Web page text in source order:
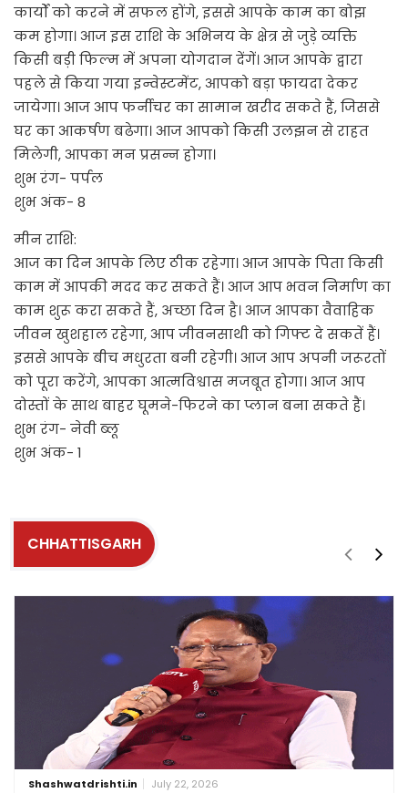
कार्यों को करने में सफल होंगे, इससे आपके काम का बोझ
कम होगा। आज इस राशि के अभिनय के क्षेत्र से जुड़े व्यक्ति
किसी बड़ी फिल्म में अपना योगदान देंगें। आज आपके द्वारा
पहले से किया गया इन्वेस्टमेंट, आपको बड़ा फायदा देकर
जायेगा। आज आप फर्नीचर का सामान खरीद सकते हैं, जिससे
घर का आकर्षण बढेगा। आज आपको किसी उलझन से राहत
मिलेगी, आपका मन प्रसन्न होगा।
शुभ रंग- पर्पल
शुभ अंक- 8
मीन राशि:
आज का दिन आपके लिए ठीक रहेगा। आज आपके पिता किसी
काम में आपकी मदद कर सकते हैं। आज आप भवन निर्माण का
काम शुरू करा सकते हैं, अच्छा दिन है। आज आपका वैवाहिक
जीवन खुशहाल रहेगा, आप जीवनसाथी को गिफ्ट दे सकतें हैं।
इससे आपके बीच मधुरता बनी रहेगी। आज आप अपनी जरूरतों
को पूरा करेंगे, आपका आत्मविश्वास मजबूत होगा। आज आप
दोस्तों के साथ बाहर घूमने-फिरने का प्लान बना सकते हैं।
शुभ रंग- नेवी ब्लू
शुभ अंक- 1
CHHATTISGARH
Shashwatdrishti.in July 22, 2026